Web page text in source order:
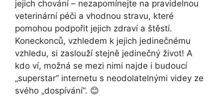
jejich chování – nezapomínejte na pravidelnou
veterinární péči a vhodnou stravu, které
pomohou podpořit jejich zdraví a štěstí.
Koneckonců, vzhledem k jejich jedinečnému
vzhledu, si zaslouží stejně jedinečný život! A
kdo ví, možná se mezi nimi najde i budoucí
„superstar“ internetu s neodolatelnými videy ze
svého „dospívání“. 😊